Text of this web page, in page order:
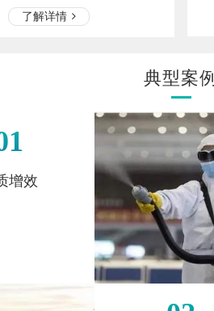
了解详情
典型案例
增效